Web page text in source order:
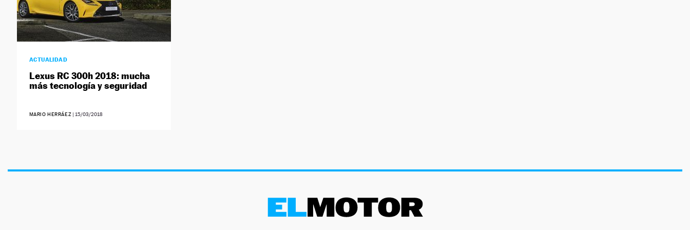
ACTUALIDAD
Lexus RC 300h 2018: mucha
más tecnología y seguridad
MARIO HERRÁEZ | 15/03/2018